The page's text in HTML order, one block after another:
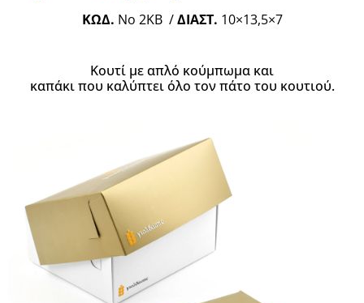
ΚΩΔ. Νο 2ΚΒ /ΔΙΑΣΤ. 10×13,5×7
Κουτί με απλό κούμπωμα και
καπάκι που καλύπτει όλο τον πάτο του κουτιού.